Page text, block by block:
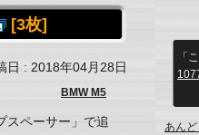
[3枚]
日 : 2018年04月28日
BMW M5
スペーサー」で追
「
あんど